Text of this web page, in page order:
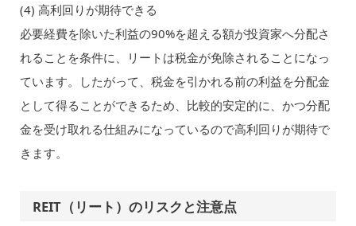
(4) 高利回りが期待できる
必要経費を除いた利益の90%を超える額が投資家へ分配さ
れることを条件に、リートは税金が免除されることになっ
ています。したがって、税金を引かれる前の利益を分配金
として得ることができるため、比較的安定的に、かつ分配
金を受け取れる仕組みになっているので高利回りが期待で
きます。
REIT（リート）のリスクと注意点